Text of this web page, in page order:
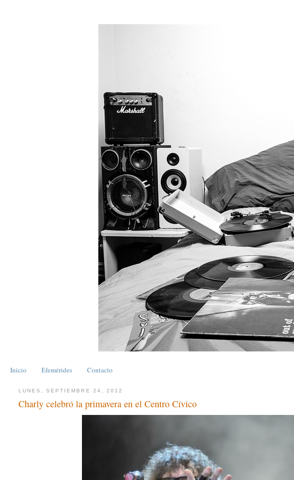
Inicio Efemérides Contacto
LUNES, SEPTIEMBRE 24, 2012
Charly celebró la primavera en el Centro Cívico